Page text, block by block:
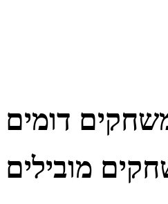
דומים
מובילים